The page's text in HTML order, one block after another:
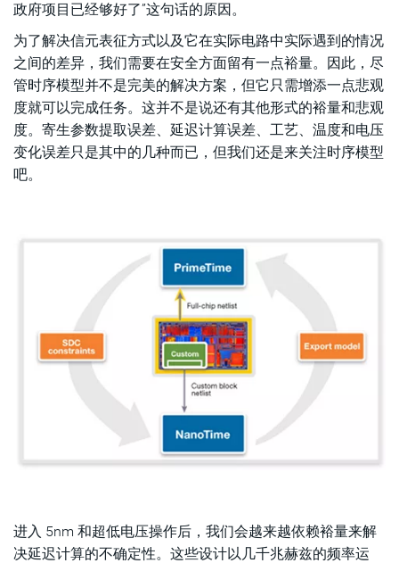
政府项目已经够好了”这句话的原因。
为了解决信元表征方式以及它在实际电路中实际遇到的情况
之间的差异，我们需要在安全方面留有一点裕量。因此，尽
管时序模型并不是完美的解决方案，但它只需增添一点悲观
度就可以完成任务。这并不是说还有其他形式的裕量和悲观
度。寄生参数提取误差、延迟计算误差、工艺、温度和电压
变化误差只是其中的几种而已，但我们还是来关注时序模型
吧。
进入 5nm 和超低电压操作后，我们会越来越依赖裕量来解
决延迟计算的不确定性。这些设计以几千兆赫兹的频率运